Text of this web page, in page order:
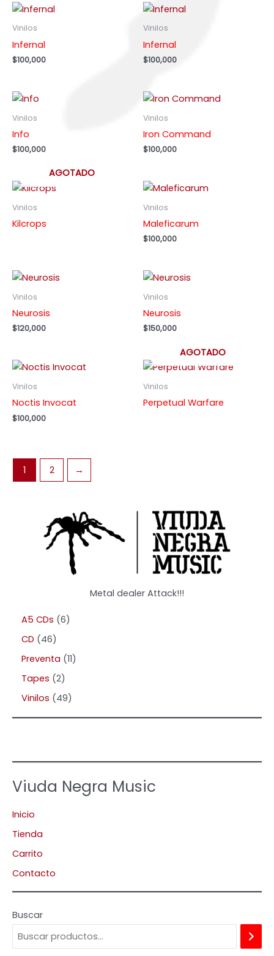
Vinilos
Infernal
$100,000
Vinilos
Infernal
$100,000
Vinilos
Info
$100,000
Vinilos
Iron Command
$100,000
AGOTADO
Vinilos
Kilcrops
Vinilos
Maleficarum
$100,000
Vinilos
Neurosis
$120,000
Vinilos
Neurosis
$150,000
Vinilos
Noctis Invocat
$100,000
AGOTADO
Vinilos
Perpetual Warfare
1 2 →
Metal dealer Attack!!!
A5 CDs 6
CD 46
Preventa 11
Tapes 2
Vinilos 49
Viuda Negra Music
Inicio
Tienda
Carrito
Contacto
Buscar